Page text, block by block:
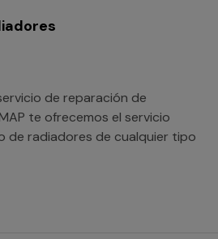
de reparación de
te ofrecemos el servicio
de radiadores de cualquier tipo